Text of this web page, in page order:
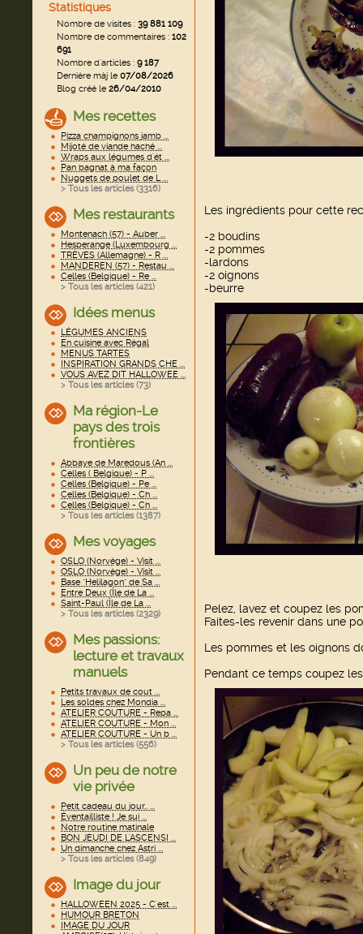
Statistiques
Nombre de visites : 39 881 109
Nombre de commentaires : 102
691
Nombre d'articles : 9 187
Dernière màj le07/08/2026
Blog créé le26/04/2010
Mes recettes
Pizza champignons jamb ...
Mijoté de viande haché ...
Wraps aux légumes d'ét ...
Pan bagnat à ma façon
Nuggets de poulet de L ...
> Tous les articles (3316)
Mes restaurants
Montenach (57) - Auber ...
Hesperange (Luxembourg ...
TRÈVES (Allemagne) - R ...
MANDEREN (57) - Restau ...
Celles (Belgique) - Re ...
> Tous les articles (421)
Idées menus
LÉGUMES ANCIENS
En cuisine avec Régal
MENUS TARTES
INSPIRATION GRANDS CHE ...
VOUS AVEZ DIT HALLOWEE ...
> Tous les articles (73)
Ma région-Le
pays des trois
frontières
Abbaye de Maredous (An ...
Celles ( Belgique) - P ...
Celles (Belgique) - Pe ...
Celles (Belgique) - Ch ...
Celles (Belgique) - Ch ...
> Tous les articles (1387)
Mes voyages
OSLO (Norvège) - Visit ...
OSLO (Norvège) - Visit ...
Base "Helilagon" de Sa ...
Entre Deux (Île de La ...
Saint-Paul (Île de La ...
> Tous les articles (2329)
Mes passions:
lecture et travaux
manuels
Petits travaux de cout ...
Les soldes chez Mondia ...
ATELIER COUTURE - Repa ...
ATELIER COUTURE - Mon ...
ATELIER COUTURE - Un b ...
> Tous les articles (556)
Un peu de notre
vie privée
Petit cadeau du jour.. ...
Éventailliste ! Je sui ...
Notre routine matinale
BON JEUDI DE L'ASCENSI ...
Un dimanche chez Astri ...
> Tous les articles (849)
Image du jour
HALLOWEEN 2025 - C'est ...
HUMOUR BRETON
IMAGE DU JOUR
Les ingrédients pour cette
-2 boudins
-2 pommes
-lardons
-2 oignons
-beurre
Pelez, lavez et coupez les
Faites-les revenir dans une
Les pommes et les oignons
Pendant ce temps coupez